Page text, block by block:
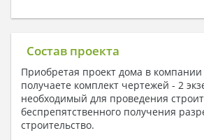
Состав проекта
Приобретая проект дома в компании
получаете комплект чертежей - 2
необходимый для проведения
беспрепятственного получения
строительство.